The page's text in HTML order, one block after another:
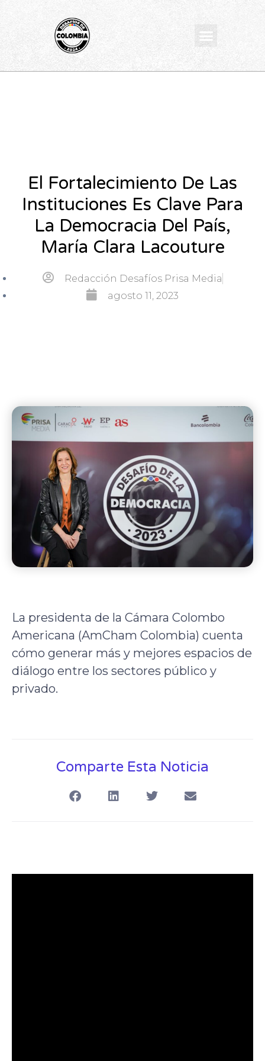
Menu
El Fortalecimiento De Las
Instituciones Es Clave Para
La Democracia Del País,
María Clara Lacouture
Redacción Desafíos Prisa Media
agosto 11, 2023
La presidenta de la Cámara Colombo
Americana (AmCham Colombia) cuenta
cómo generar más y mejores espacios de
diálogo entre los sectores público y
privado.
Comparte Esta Noticia